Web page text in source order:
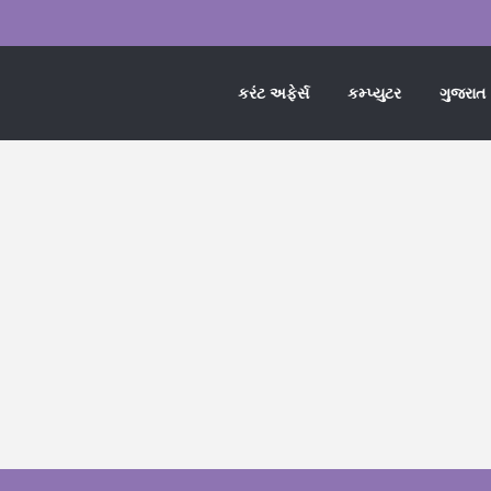
કરંટ અફેર્સ કમ્પ્યુટર ગુજરાત